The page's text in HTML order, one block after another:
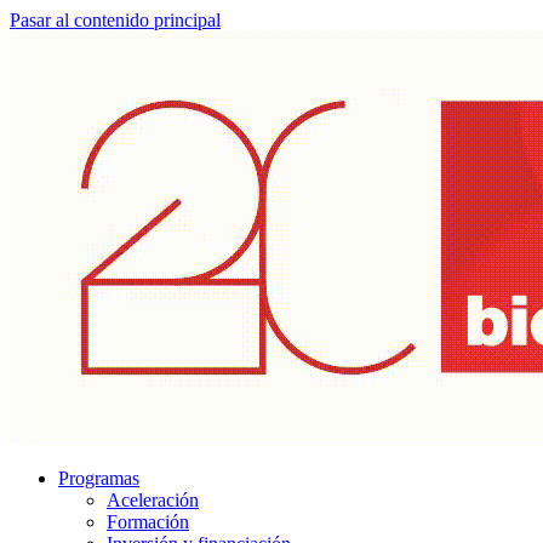
Pasar al contenido principal
Programas
Aceleración
Formación